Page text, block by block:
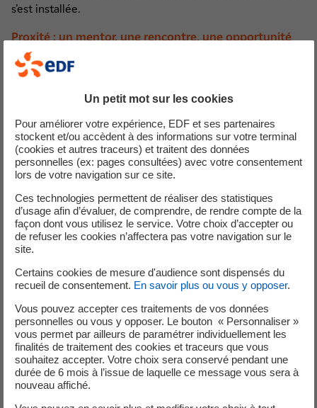
s’est installée.
Proxité : un mentor, une rencontre, une opportunité
Avec l’association Proxité, nous offrons à nos
collaborateurs la possibilité de devenir mentors de jeunes
histoires, des sourires, des parcours qui se construisent.
Accompagner un jeune, c’est transmettre, écouter,
encourager… et souvent apprendre autant que l’on donne.
Gender Balance Network : avancer ensemble, dans
Le Gender Balance Network est un réseau interne engagé
qui agit chaque jour pour favoriser l’égalité femmes-
hommes et mettre en lumière des parcours inspirants. Il
porte des initiatives qui valorisent les talents féminins,
sensibilisent aux stéréotypes et donnent envie d’oser aux
femmes et aux filles. À travers des rencontres, des
interventions dans des collèges ou des lycées et des
temps forts comme le 8 mars ou Octobre Rose, le réseau
crée des espaces de partage qui font la différence.
Sensibiliser au handicap : comprendre, ouvrir, inclure
À travers la SEEPH (semaine européenne pour l’emploi des
Un petit mot sur les cookies
Pour améliorer votre expérience, EDF et ses partenaires
stockent et/ou accèdent à des informations sur votre terminal
(cookies et autres traceurs) et traitent des données
personnelles (ex: pages consultées) avec votre consentement
lors de votre navigation sur ce site.
Ces technologies permettent de réaliser des statistiques
d’usage afin d’évaluer, de comprendre, de rendre compte de la
façon dont vous utilisez le service. Votre choix d’accepter ou
de refuser les cookies n’affectera pas votre navigation sur le
site.
Certains cookies de mesure d'audience sont dispensés du
recueil de consentement. En savoir plus ou vous y opposer.
Vous pouvez accepter ces traitements de vos données
personnelles ou vous y opposer. Le bouton « Personnaliser »
vous permet par ailleurs de paramétrer individuellement les
finalités de traitement des cookies et traceurs que vous
souhaitez accepter. Votre choix sera conservé pendant une
durée de 6 mois à l’issue de laquelle ce message vous sera à
nouveau affiché.